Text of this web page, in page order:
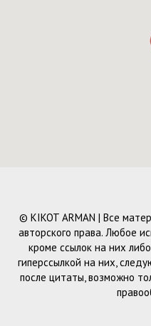
© KIKOT ARMAN | Все
авторского права. Любое
кроме ссылок на них
гиперссылкой на них,
после цитаты, возможно